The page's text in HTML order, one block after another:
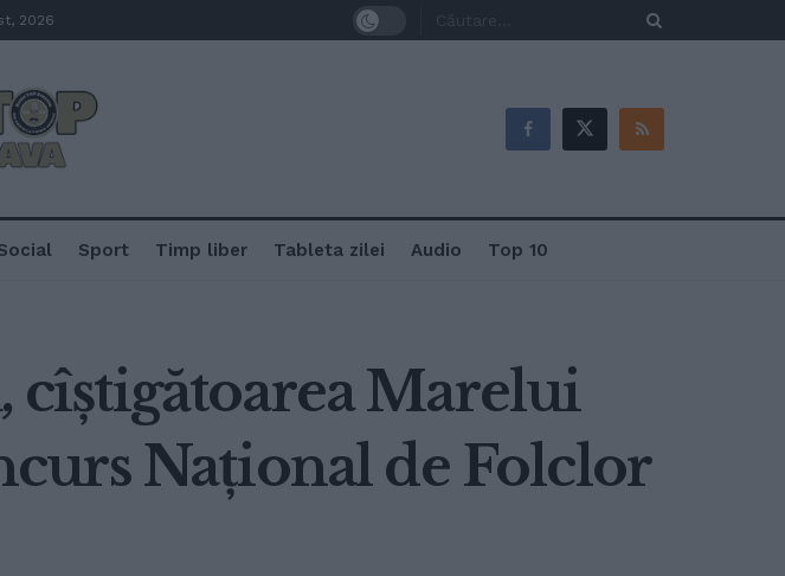
2026
Sport Timp liber Tableta zilei Audio Top 10
cîștigătoarea Marelui
Național de Folclor